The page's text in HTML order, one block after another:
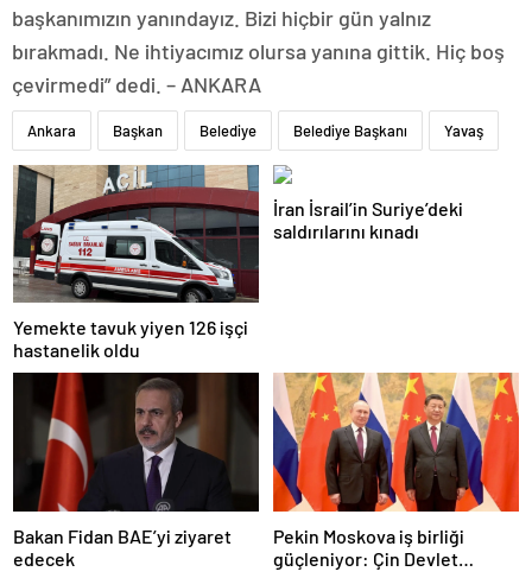
başkanımızın yanındayız. Bizi hiçbir gün yalnız
bırakmadı. Ne ihtiyacımız olursa yanına gittik. Hiç boş
çevirmedi” dedi. – ANKARA
Ankara Başkan Belediye Belediye Başkanı Yavaş
Yemekte tavuk yiyen 126 işçi
hastanelik oldu
İran İsrail’in Suriye’deki
saldırılarını kınadı
Bakan Fidan BAE’yi ziyaret
edecek
Pekin Moskova iş birliği
güçleniyor: Çin Devlet